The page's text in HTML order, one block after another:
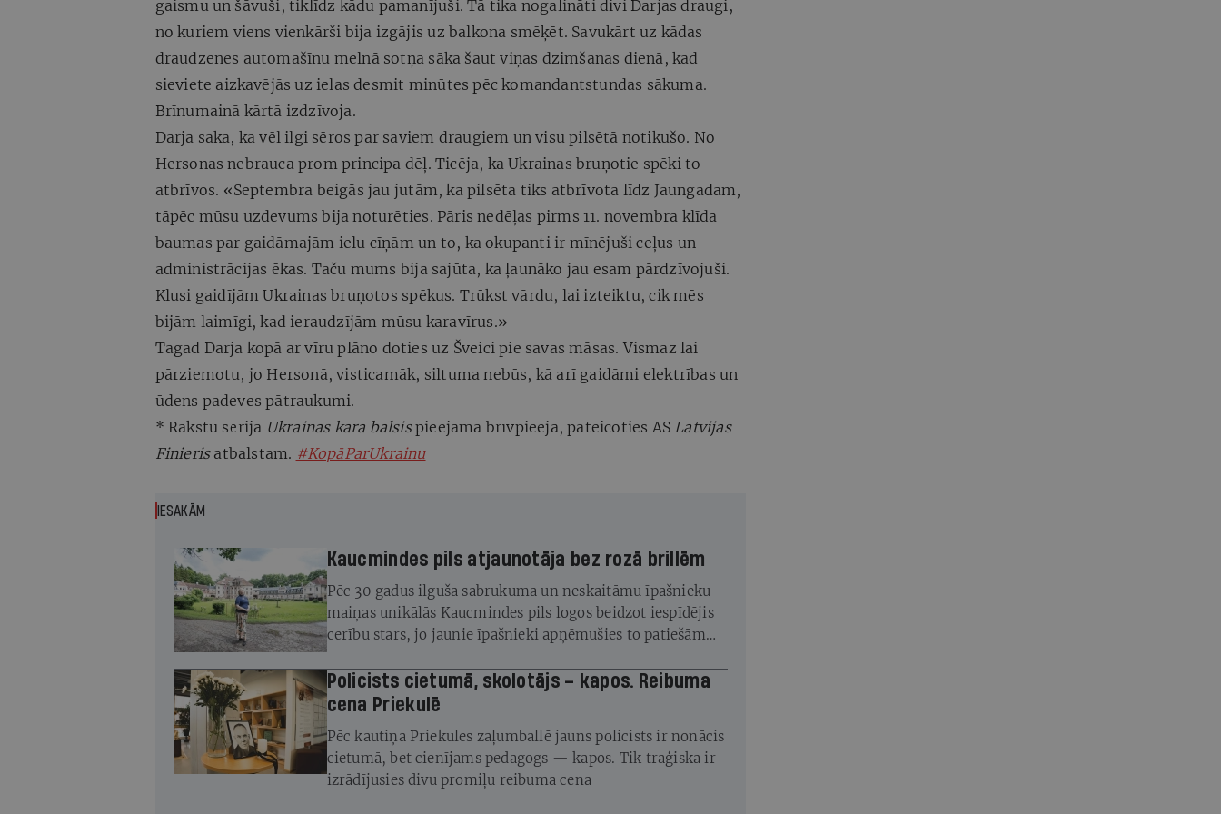
gaismu un šāvuši, tiklīdz kādu pamanījuši. Tā tika nogalināti divi Darjas draugi,
no kuriem viens vienkārši bija izgājis uz balkona smēķēt. Savukārt uz kādas
draudzenes automašīnu melnā sotņa sāka šaut viņas dzimšanas dienā, kad
sieviete aizkavējās uz ielas desmit minūtes pēc komandantstundas sākuma.
Brīnumainā kārtā izdzīvoja.
Darja saka, ka vēl ilgi sēros par saviem draugiem un visu pilsētā notikušo. No
Hersonas nebrauca prom principa dēļ. Ticēja, ka Ukrainas bruņotie spēki to
atbrīvos. «Septembra beigās jau jutām, ka pilsēta tiks atbrīvota līdz Jaungadam,
tāpēc mūsu uzdevums bija noturēties. Pāris nedēļas pirms 11. novembra klīda
baumas par gaidāmajām ielu cīņām un to, ka okupanti ir mīnējuši ceļus un
administrācijas ēkas. Taču mums bija sajūta, ka ļaunāko jau esam pārdzīvojuši.
Klusi gaidījām Ukrainas bruņotos spēkus. Trūkst vārdu, lai izteiktu, cik mēs
bijām laimīgi, kad ieraudzījām mūsu karavīrus.»
Tagad Darja kopā ar vīru plāno doties uz Šveici pie savas māsas. Vismaz lai
pārziemotu, jo Hersonā, visticamāk, siltuma nebūs, kā arī gaidāmi elektrības un
ūdens padeves pātraukumi.
* Rakstu sērija Ukrainas kara balsispieejama brīvpieejā, pateicoties AS Latvijas
Finierisatbalstam. #KopāParUkrainu
IESAKĀM
Kaucmindes pils atjaunotāja bez rozā brillēm
Pēc 30 gadus ilguša sabrukuma un neskaitāmu īpašnieku
maiņas unikālās Kaucmindes pils logos beidzot iespīdējis
cerību stars, jo jaunie īpašnieki apņēmušies to patiešām
atjaunot
Policists cietumā, skolotājs – kapos. Reibuma
cena Priekulē
Pēc kautiņa Priekules zaļumballē jauns policists ir nonācis
cietumā, bet cienījams pedagogs — kapos. Tik traģiska ir
izrādījusies divu promiļu reibuma cena